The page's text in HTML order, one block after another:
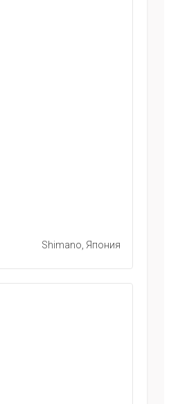
Shimano, Япония